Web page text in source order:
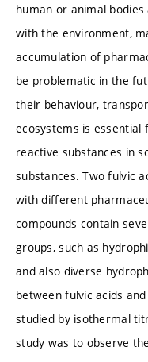
human or animal
with the environment,
accumulation of
be problematic in the
their behaviour,
ecosystems is
reactive substances in
substances. Two fulvic
with different
compounds contain
groups, such as
and also diverse
between fulvic acids
studied by isothermal
study was to observe